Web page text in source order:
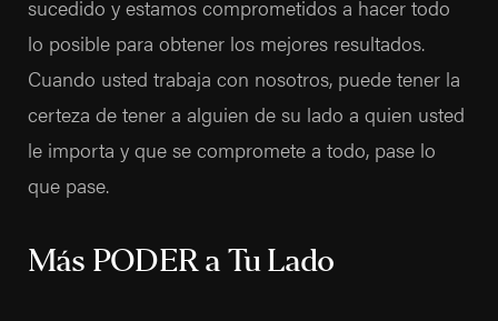
sucedido y estamos comprometidos a hacer todo
lo posible para obtener los mejores resultados.
Cuando usted trabaja con nosotros, puede tener la
certeza de tener a alguien de su lado a quien usted
le importa y que se compromete a todo, pase lo
que pase.
Más PODER a Tu Lado